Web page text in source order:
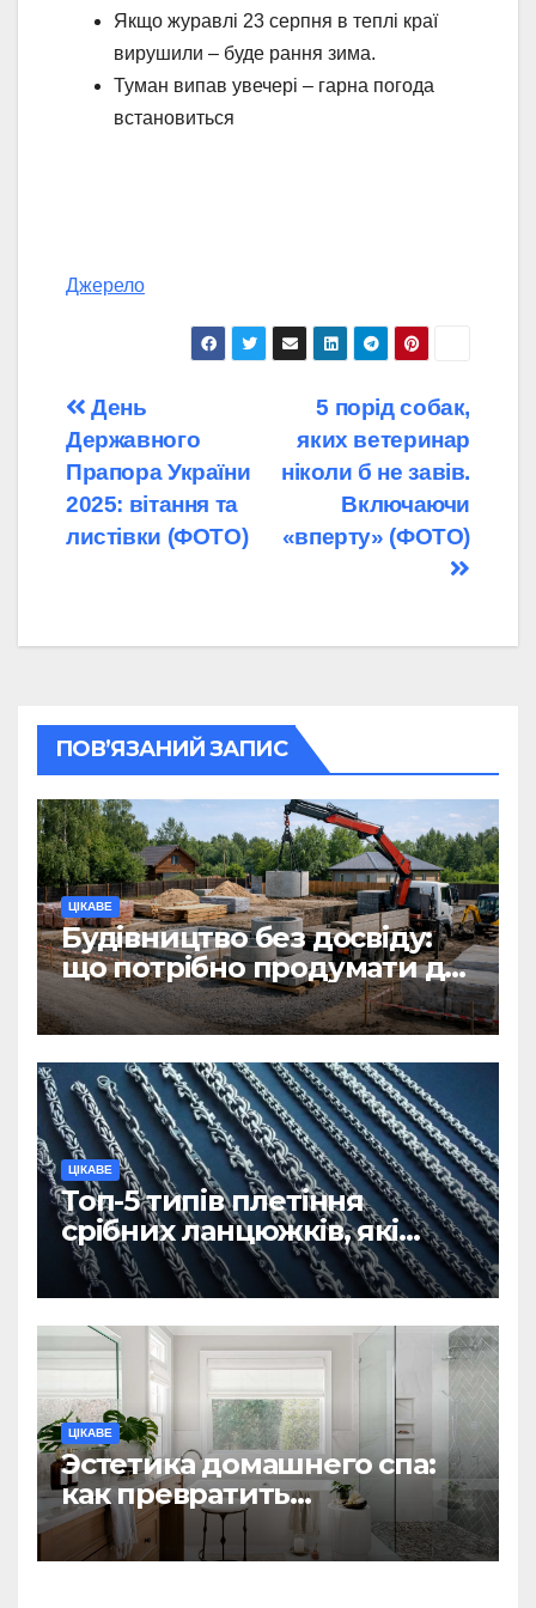
Якщо журавлі 23 серпня в теплі краї
вирушили – буде рання зима.
Туман випав увечері – гарна погода
встановиться
Джерело
Навігація
записів
5 порід собак,
яких ветеринар
ніколи б не завів.
Включаючи
«вперту» (ФОТО)
День
Державного
Прапора України
2025: вітання та
листівки (ФОТО)
ПОВ’ЯЗАНИЙ ЗАПИС
ЦІКАВЕ
Будівництво без досвіду:
що потрібно продумати до
першої доставки на
ділянку
ЦІКАВЕ
Топ-5 типів плетіння
срібних ланцюжків, які
вважаються
найнадійнішими
ЦІКАВЕ
Эстетика домашнего спа:
как превратить
ежедневную гигиену в
восстанавливающий